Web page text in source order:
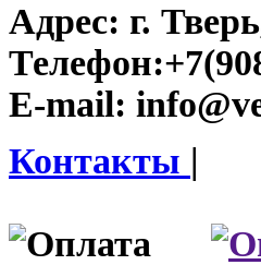
Адрес: г.
Телефон:
E-mail:
Контакты |